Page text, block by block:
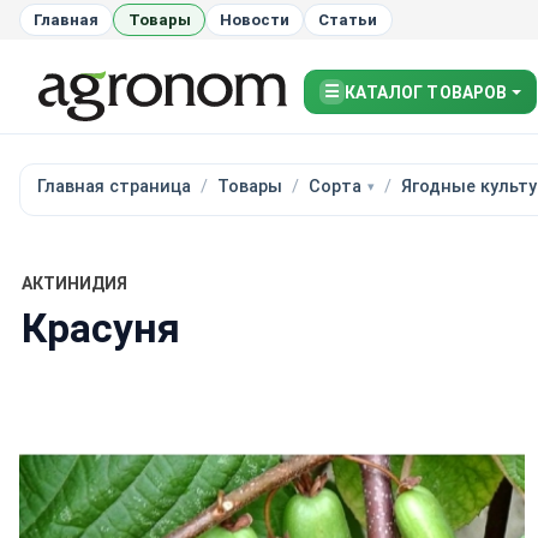
Главная Товары Новости Статьи
☰ КАТАЛОГ ТОВАРОВ
Главная страница Товары Сорта Ягодные
АКТИНИДИЯ
Красуня